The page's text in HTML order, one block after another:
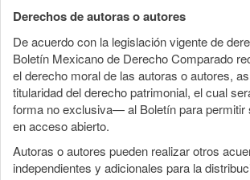
Derechos de autoras o autores
De acuerdo con la legislación vigente de
Boletín Mexicano de Derecho Comparado
el derecho moral de las autoras o autores,
titularidad del derecho patrimonial, el cual
forma no exclusiva— al Boletín para permitir
en acceso abierto.
Autoras o autores pueden realizar otros
independientes y adicionales para la